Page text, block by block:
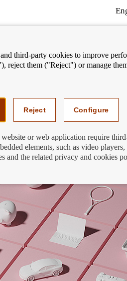
We can help youMostrar
menú
del crédito al
third-party cookies to improve
reject them ("Reject") or manage
Reject Configure
or web application require
elements, such as video
and the related privacy and cookies